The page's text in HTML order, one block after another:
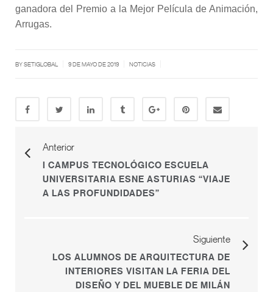
ganadora del Premio a la Mejor Película de Animación,
Arrugas.
BY SETIGLOBAL 9 DE MAYO DE 2019 NOTICIAS
Anterior
I CAMPUS TECNOLÓGICO ESCUELA
UNIVERSITARIA ESNE ASTURIAS “VIAJE
A LAS PROFUNDIDADES”
Siguiente
LOS ALUMNOS DE ARQUITECTURA DE
INTERIORES VISITAN LA FERIA DEL
DISEÑO Y DEL MUEBLE DE MILÁN